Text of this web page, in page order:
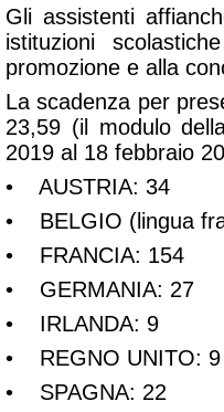
Gli assistenti
istituzioni
promozione e alla
La scadenza per
23,59 (il modulo
2019 al 18 febbraio
• AUSTRIA: 34
• BELGIO (lingua
• FRANCIA: 154
• GERMANIA: 27
• IRLANDA: 9
• REGNO UNITO: 9
• SPAGNA: 22